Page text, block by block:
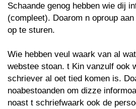
Schaande genog hebben wie dij
(compleet). Doarom n oproup
op te sturen.
Wie hebben veul waark van al
webstee stoan. t Kin vanzulf ook
schriever al oet tied komen is.
noabestoanden om dizze
noast t schriefwaark ook de